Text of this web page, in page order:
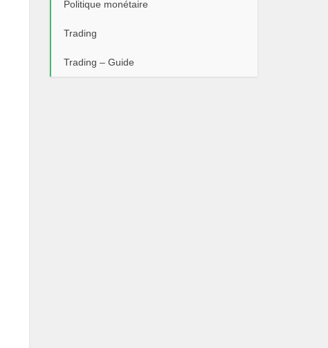
Politique monétaire
Trading
Trading – Guide